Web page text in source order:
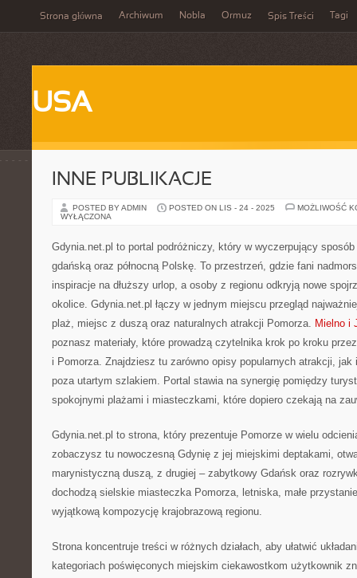
Strona główna Archiwum Nobla Ormuz Spis Treści Tagi
USA
INNE PUBLIKACJE
POSTED BY ADMIN POSTED ON LIS - 24 - 2025
MOŻLIWOŚĆ
WYŁĄCZONA
Gdynia.net.pl to portal podróżniczy, który w wyczerpujący
gdańską oraz północną Polskę. To przestrzeń, gdzie fani
inspiracje na dłuższy urlop, a osoby z regionu odkryją nowe
okolice. Gdynia.net.pl łączy w jednym miejscu przegląd
plaż, miejsc z duszą oraz naturalnych atrakcji Pomorza. Mielno i
poznasz materiały, które prowadzą czytelnika krok po kroku
i Pomorza. Znajdziesz tu zarówno opisy popularnych atrakcji, jak
poza utartym szlakiem. Portal stawia na synergię pomiędzy
spokojnymi plażami i miasteczkami, które dopiero czekają na
Gdynia.net.pl to strona, który prezentuje Pomorze w wielu
zobaczysz tu nowoczesną Gdynię z jej miejskimi deptakami,
marynistyczną duszą, z drugiej – zabytkowy Gdańsk oraz
dochodzą sielskie miasteczka Pomorza, letniska, małe
wyjątkową kompozycję krajobrazową regionu.
Strona koncentruje treści w różnych działach, aby ułatwić
kategoriach poświęconych miejskim ciekawostkom użytkownik